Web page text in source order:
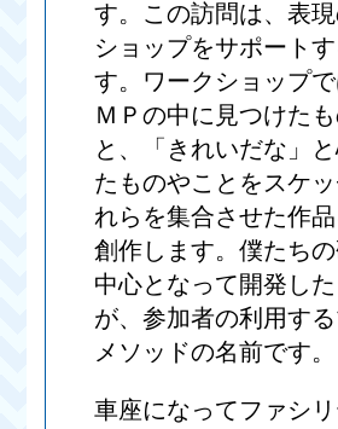
す。この訪問は、表
ショップをサポート
す。ワークショップで
ＭＰの中に見つけたも
と、「きれいだな」
たものやことをスケ
れらを集合させた作
創作します。僕たち
中心となって開発した
が、参加者の利用す
メソッドの名前です。
車座になってファシ